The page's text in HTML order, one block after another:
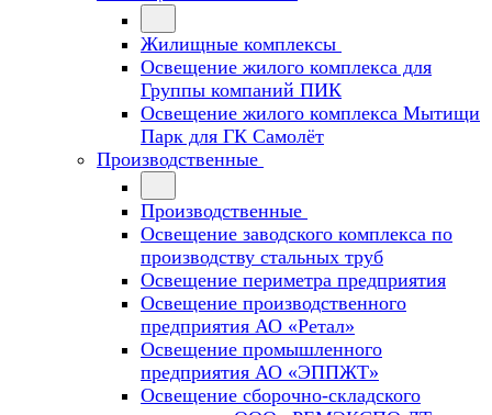
Жилищные комплексы
Освещение жилого комплекса для
Группы компаний ПИК
Освещение жилого комплекса Мытищи
Парк для ГК Самолёт
Производственные
Производственные
Освещение заводского комплекса по
производству стальных труб
Освещение периметра предприятия
Освещение производственного
предприятия АО «Ретал»
Освещение промышленного
предприятия АО «ЭППЖТ»
Освещение сборочно-складского